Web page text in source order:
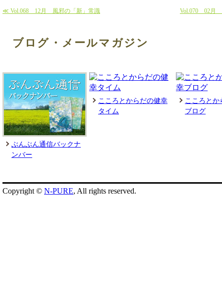
≪ Vol.068 12月 風邪の「新」常識 Vol.070 02月
ブログ・メールマガジン
ぶんぶん通信バックナ
ンバー
こころとからだの健幸
タイム
こころとか
ブログ
Copyright © N-PURE, All rights reserved.